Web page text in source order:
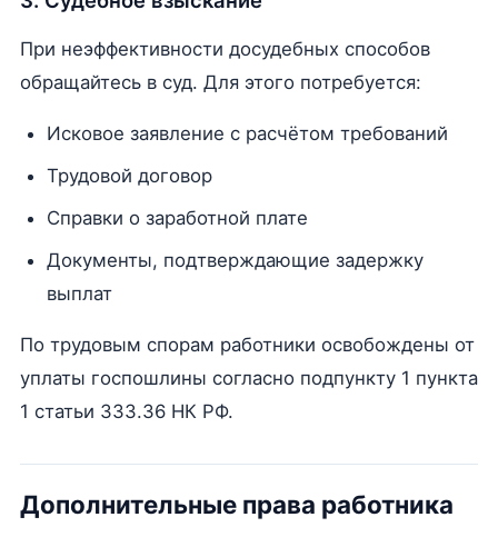
При неэффективности досудебных способов
обращайтесь в суд. Для этого потребуется:
Исковое заявление с расчётом требований
Трудовой договор
Справки о заработной плате
Документы, подтверждающие задержку
выплат
По трудовым спорам работники освобождены от
уплаты госпошлины согласно подпункту 1 пункта
1 статьи 333.36 НК РФ.
Дополнительные права работника